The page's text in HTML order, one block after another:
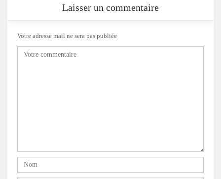
Laisser un commentaire
Votre adresse mail ne sera pas publiée